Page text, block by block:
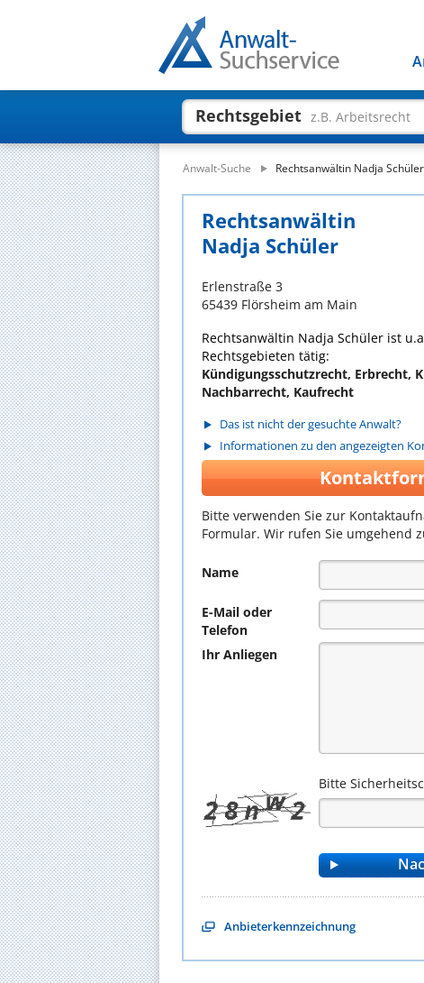
Rechtsgebiet z.B. Arbeitsrecht
Anwalt-Suche Rechtsanwältin Nadja Schüler
Rechtsanwältin
Nadja Schüler
Erlenstraße 3
65439 Flörsheim am Main
Rechtsanwältin Nadja Schüler ist
Rechtsgebieten tätig:
Kündigungsschutzrecht, Erbrecht,
Nachbarrecht, Kaufrecht
Das ist nicht der gesuchte Anwalt?
Informationen zu den angezeigten
Bitte verwenden Sie zur
Formular. Wir rufen Sie umgehend
Name
E-Mail oder
Telefon
Ihr Anliegen
Bitte
Anbieterkennzeichnung